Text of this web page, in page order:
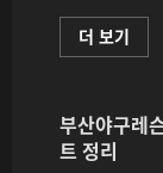
어
기
더 보기
산
비
용
부산야구레
트 정리